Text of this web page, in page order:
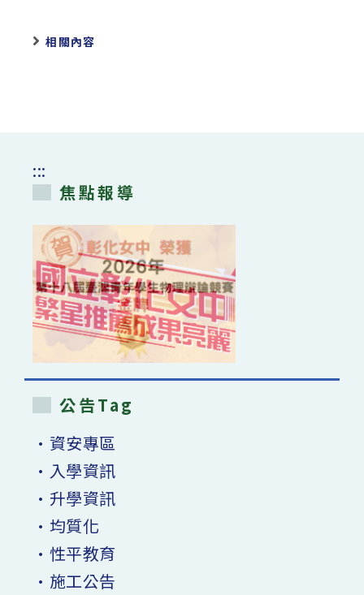
相關內容
:::
焦點報導
公告Tag
•資安專區
•入學資訊
•升學資訊
•均質化
•性平教育
•施工公告